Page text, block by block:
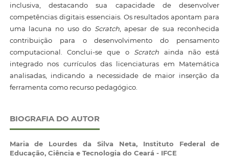
inclusiva, destacando sua capacidade de desenvolver
competências digitais essenciais. Os resultados apontam para
uma lacuna no uso do Scratch, apesar de sua reconhecida
contribuição para o desenvolvimento do pensamento
computacional. Conclui-se que o Scratch ainda não está
integrado nos currículos das licenciaturas em Matemática
analisadas, indicando a necessidade de maior inserção da
ferramenta como recurso pedagógico.
BIOGRAFIA DO AUTOR
Maria de Lourdes da Silva Neta, Instituto Federal de
Educação, Ciência e Tecnologia do Ceará - IFCE